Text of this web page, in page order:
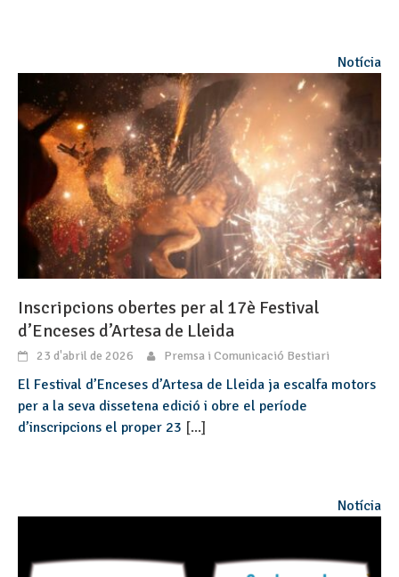
Notícia
Inscripcions obertes per al 17è Festival
d’Enceses d’Artesa de Lleida
23 d'abril de 2026 Premsa i Comunicació Bestiari
El Festival d’Enceses d’Artesa de Lleida ja escalfa motors
per a la seva dissetena edició i obre el període
d’inscripcions el proper 23 [...]
Notícia